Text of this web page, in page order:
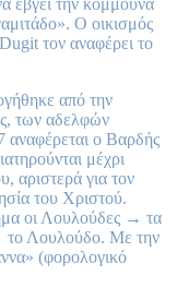
έβγει την κομμούνα
Ο οικισμός
τον αναφέρει το
από την
των αδελφών
αναφέρεται ο Βαρδής
μέχρι
αριστερά για τον
του Χριστού.
οι Λουλούδες → τα
Λουλούδο. Με την
(φορολογικό